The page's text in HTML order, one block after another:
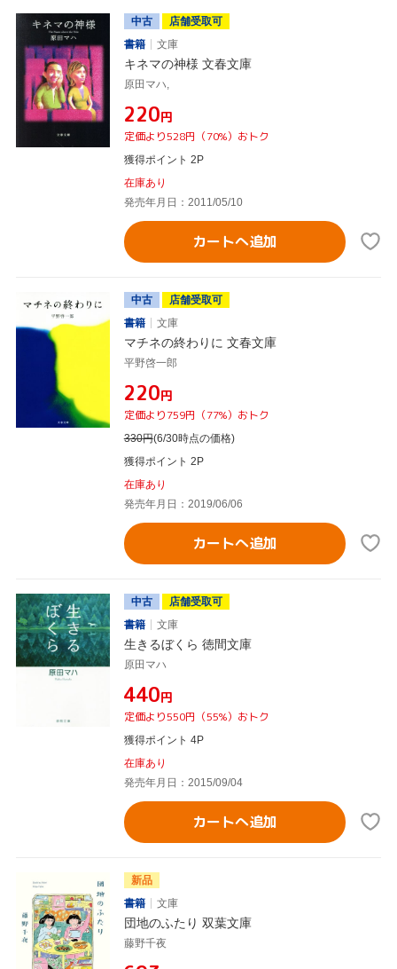
中古
店舗受取可
書籍
文庫
キネマの神様 文春文庫
原田マハ,
¥220円
定価より528円（70%）おトク
獲得ポイント 2P
在庫あり
発売年月日：2011/05/10
カートへ追加
中古
店舗受取可
書籍
文庫
マチネの終わりに 文春文庫
平野啓一郎
¥220円
定価より759円（77%）おトク
330円(6/30時点の価格)
獲得ポイント 2P
在庫あり
発売年月日：2019/06/06
カートへ追加
中古
店舗受取可
書籍
文庫
生きるぼくら 徳間文庫
原田マハ
¥440円
定価より550円（55%）おトク
獲得ポイント 4P
在庫あり
発売年月日：2015/09/04
カートへ追加
新品
書籍
文庫
団地のふたり 双葉文庫
藤野千夜